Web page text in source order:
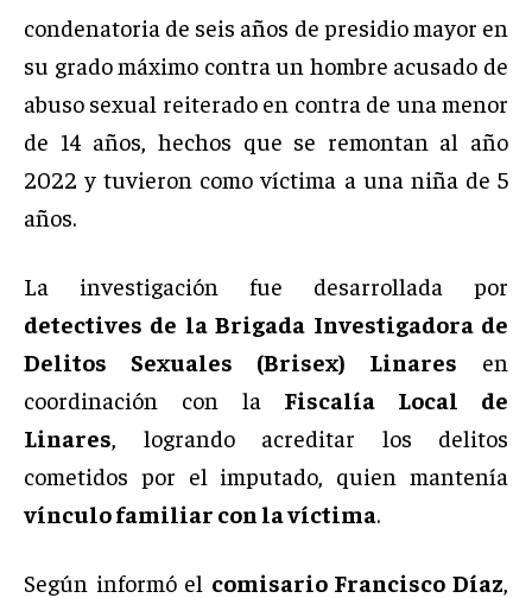
condenatoria de seis años de presidio mayor en
su grado máximo contra un hombre acusado de
abuso sexual reiterado en contra de una menor
de 14 años, hechos que se remontan al año
2022 y tuvieron como víctima a una niña de 5
años.
La investigación fue desarrollada por
detectives de la Brigada Investigadora de
Delitos Sexuales (Brisex) Linares en
coordinación con la Fiscalía Local de
Linares , logrando acreditar los delitos
cometidos por el imputado, quien mantenía
vínculo familiar con la víctima.
Según informó el comisario Francisco Díaz